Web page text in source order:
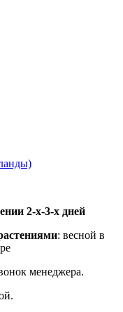
2-х-3-х дней
: весной в
менеджера.